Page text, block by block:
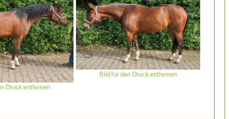
Druck entfernen
Bild für den Druck entfernen